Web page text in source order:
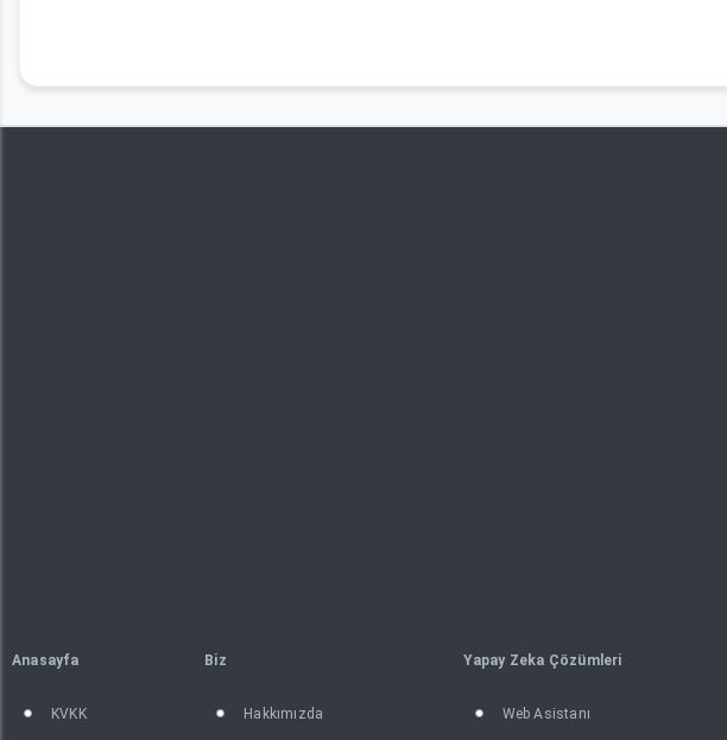
Anasayfa
KVKK
Biz
Hakkımızda
Yapay Zeka Çözümleri
Web Asistanı